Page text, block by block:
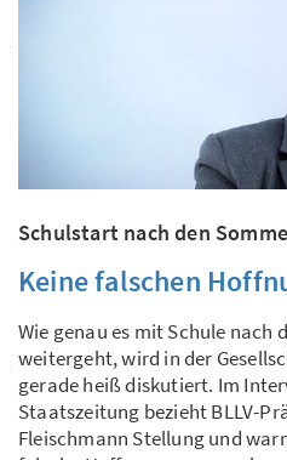
Schulstart nach den
Keine falschen
Wie genau es mit Schule nach
weitergeht, wird in der
gerade heiß diskutiert. Im
Staatszeitung bezieht BLLV-
Fleischmann Stellung und